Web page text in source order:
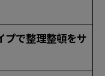
プで整理整頓をサ